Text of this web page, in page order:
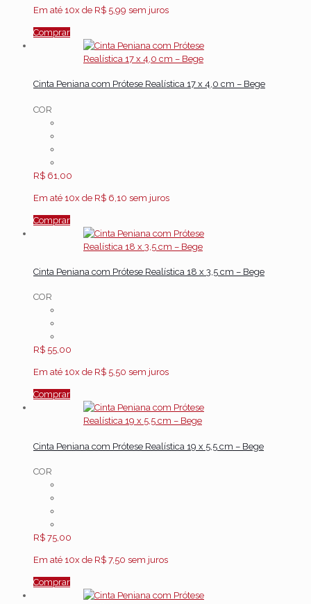
Em até 10x de R$ 5,99 sem juros
Comprar
Cinta Peniana com Prótese Realística 17 x 4,0 cm – Bege
COR
R$ 61,00
Em até 10x de R$ 6,10 sem juros
Comprar
Cinta Peniana com Prótese Realística 18 x 3,5 cm – Bege
COR
R$ 55,00
Em até 10x de R$ 5,50 sem juros
Comprar
Cinta Peniana com Prótese Realística 19 x 5,5 cm – Bege
COR
R$ 75,00
Em até 10x de R$ 7,50 sem juros
Comprar